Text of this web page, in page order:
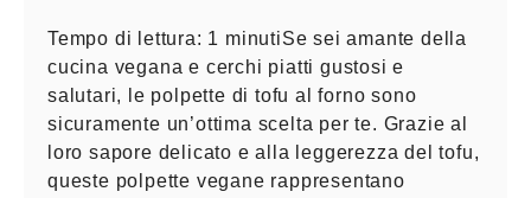
Tempo di lettura: 1 minutiSe sei amante della
cucina vegana e cerchi piatti gustosi e
salutari, le polpette di tofu al forno sono
sicuramente un’ottima scelta per te. Grazie al
loro sapore delicato e alla leggerezza del tofu,
queste polpette vegane rappresentano